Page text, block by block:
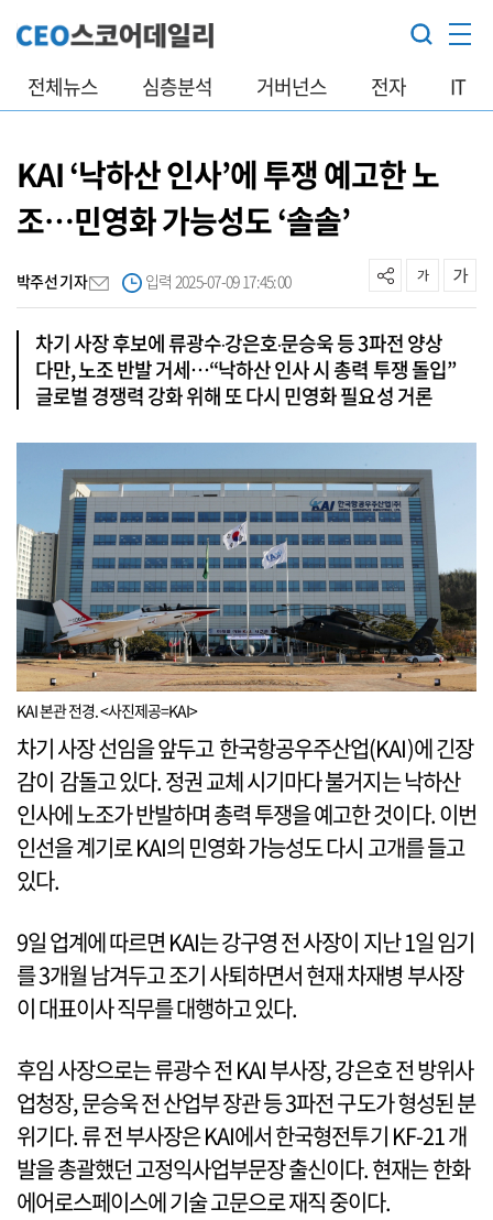
전체뉴스 심층분석 거버넌스 전자 IT
KAI ‘낙하산 인사’에 투쟁 예고한 노
조…민영화 가능성도 ‘솔솔’
박주선 기자 입력 2025-07-09 17:45:00
차기 사장 후보에 류광수‧강은호‧문승욱 등 3파전 양상
다만, 노조 반발 거세…“낙하산 인사 시 총력 투쟁 돌입”
글로벌 경쟁력 강화 위해 또 다시 민영화 필요성 거론
KAI 본관 전경. <사진제공=KAI>
차기 사장 선임을 앞두고 한국항공우주산업(KAI)에 긴장
감이 감돌고 있다. 정권 교체 시기마다 불거지는 낙하산
인사에 노조가 반발하며 총력 투쟁을 예고한 것이다. 이번
인선을 계기로 KAI의 민영화 가능성도 다시 고개를 들고
있다.
9일 업계에 따르면 KAI는 강구영 전 사장이 지난 1일 임기
를 3개월 남겨두고 조기 사퇴하면서 현재 차재병 부사장
이 대표이사 직무를 대행하고 있다.
후임 사장으로는 류광수 전 KAI 부사장, 강은호 전 방위사
업청장, 문승욱 전 산업부 장관 등 3파전 구도가 형성된 분
위기다. 류 전 부사장은 KAI에서 한국형전투기 KF-21 개
발을 총괄했던 고정익사업부문장 출신이다. 현재는 한화
에어로스페이스에 기술 고문으로 재직 중이다.